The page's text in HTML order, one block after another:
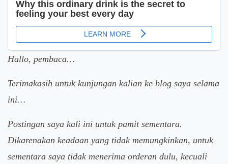
Hallo, pembaca…
Terimakasih untuk kunjungan kalian ke blog saya selama
ini…
Postingan saya kali ini untuk pamit sementara.
Dikarenakan keadaan yang tidak memungkinkan, untuk
sementara saya tidak menerima orderan dulu, kecuali